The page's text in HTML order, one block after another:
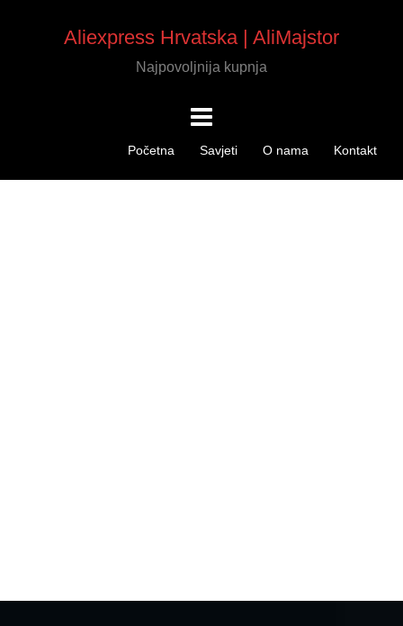
Aliexpress Hrvatska | AliMajstor
Najpovoljnija kupnja
Početna Savjeti O nama Kontakt